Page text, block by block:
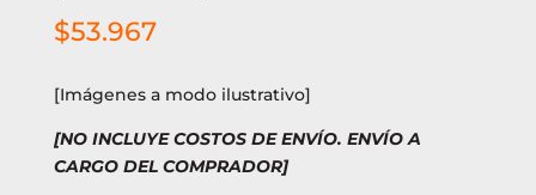
$53.967
[Imágenes a modo ilustrativo]
[NO INCLUYE COSTOS DE ENVÍO. ENVÍO A
CARGO DEL COMPRADOR]